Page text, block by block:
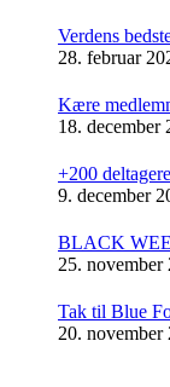
Verdens
28. februar
Kære
18. december
+200
9. december
BLACK
25. november
Tak til Blue
20. november